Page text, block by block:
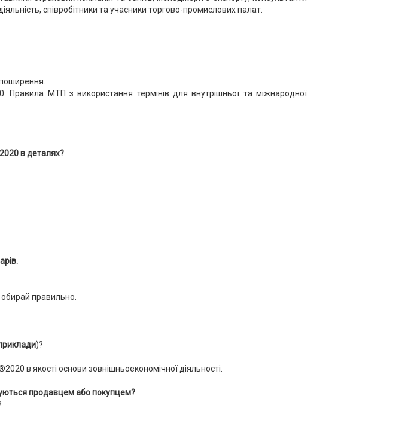
співробітники та учасники торгово-промислових палат.
Правила МТП з використання термінів для внутрішньої та міжнародної
в деталях?
обирай правильно.
)?
в якості основи зовнішньоекономічної діяльності.
продавцем або покупцем?